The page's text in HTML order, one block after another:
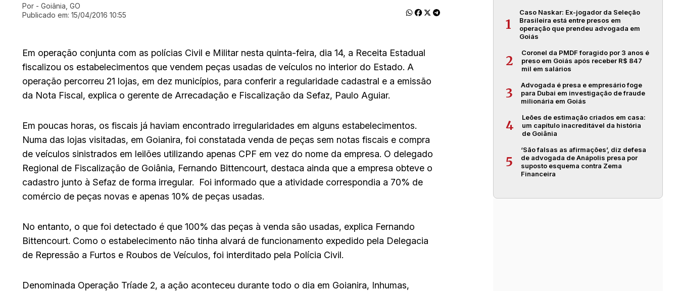
Ir direto pra matéria
Por - Goiânia, GO
Publicado em: 15/04/2016 10:55
Em operação conjunta com as polícias Civil e Militar nesta quinta-feira, dia 14, a Receita Estadual
fiscalizou os estabelecimentos que vendem peças usadas de veículos no interior do Estado. A
operação percorreu 21 lojas, em dez municípios, para conferir a regularidade cadastral e a emissão
da Nota Fiscal, explica o gerente de Arrecadação e Fiscalização da Sefaz, Paulo Aguiar.
Em poucas horas, os fiscais já haviam encontrado irregularidades em alguns estabelecimentos.
Numa das lojas visitadas, em Goianira, foi constatada venda de peças sem notas fiscais e compra
de veículos sinistrados em leilões utilizando apenas CPF em vez do nome da empresa. O delegado
Regional de Fiscalização de Goiânia, Fernando Bittencourt, destaca ainda que a empresa obteve o
cadastro junto à Sefaz de forma irregular. Foi informado que a atividade correspondia a 70% de
comércio de peças novas e apenas 10% de peças usadas.
No entanto, o que foi detectado é que 100% das peças à venda são usadas, explica Fernando
Bittencourt. Como o estabelecimento não tinha alvará de funcionamento expedido pela Delegacia
de Repressão a Furtos e Roubos de Veículos, foi interditado pela Polícia Civil.
Denominada Operação Tríade 2, a ação aconteceu durante todo o dia em Goianira, Inhumas,
1
Caso Naskar: Ex-jogador da Seleção
Brasileira está entre presos em
operação que prendeu advogada em
Goiás
2
Coronel da PMDF foragido por 3 anos é
preso em Goiás após receber R$ 847
mil em salários
3
Advogada é presa e empresário foge
para Dubai em investigação de fraude
milionária em Goiás
4
Leões de estimação criados em casa:
um capítulo inacreditável da história
de Goiânia
5
‘São falsas as afirmações’, diz defesa
de advogada de Anápolis presa por
suposto esquema contra Zema
Financeira